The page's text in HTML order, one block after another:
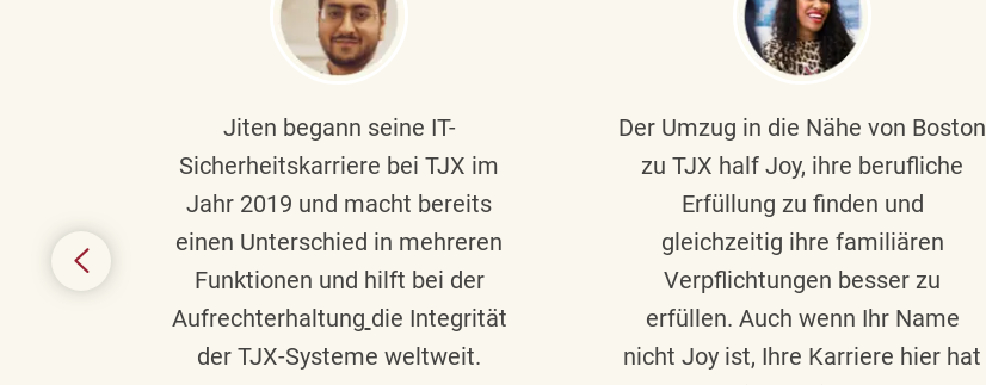
Jiten begann seine IT-
Sicherheitskarriere bei TJX im
Jahr 2019 und macht bereits
einen Unterschied in mehreren
Funktionen und hilft bei der
Aufrechterhaltung die Integrität
der TJX-Systeme weltweit.
Der Umzug in die Nähe von Boston
zu TJX half Joy, ihre berufliche
Erfüllung zu finden und
gleichzeitig ihre familiären
Verpflichtungen besser zu
erfüllen. Auch wenn Ihr Name
nicht Joy ist, Ihre Karriere hier hat